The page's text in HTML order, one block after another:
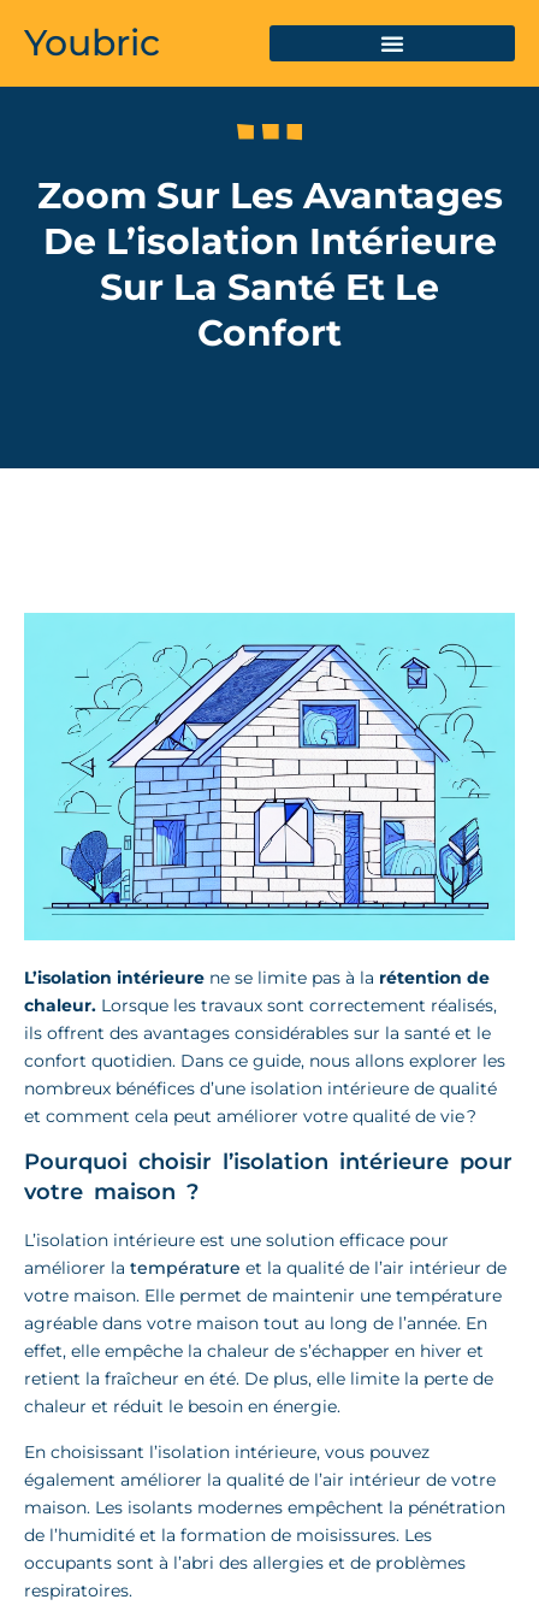
Youbric
Zoom Sur Les Avantages
De L’isolation Intérieure
Sur La Santé Et Le
Confort
L’isolation intérieure ne se limite pas à la rétention de
chaleur. Lorsque les travaux sont correctement réalisés,
ils offrent des avantages considérables sur la santé et le
confort quotidien. Dans ce guide, nous allons explorer les
nombreux bénéfices d’une isolation intérieure de qualité
et comment cela peut améliorer votre qualité de vie ?
Pourquoi choisir l’isolation intérieure pour
votre maison ?
L’isolation intérieure est une solution efficace pour
améliorer la température et la qualité de l’air intérieur de
votre maison. Elle permet de maintenir une température
agréable dans votre maison tout au long de l’année. En
effet, elle empêche la chaleur de s’échapper en hiver et
retient la fraîcheur en été. De plus, elle limite la perte de
chaleur et réduit le besoin en énergie.
En choisissant l’isolation intérieure, vous pouvez
également améliorer la qualité de l’air intérieur de votre
maison. Les isolants modernes empêchent la pénétration
de l’humidité et la formation de moisissures. Les
occupants sont à l’abri des allergies et de problèmes
respiratoires.